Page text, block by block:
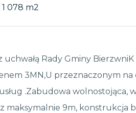
1 078 m2
uchwałą Rady Gminy
3MN,U przeznaczonym
.Zabudowa wolnostojąca,
maksymalnie 9m, konstrukcja